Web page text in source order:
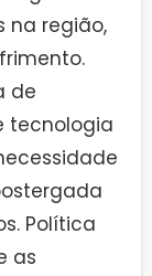
na região,
de
tecnologia
Política
as